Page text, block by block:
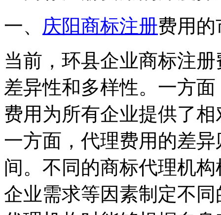
一、 庆阳商标注册费用
当前，环县企业商标注
差异性和多样性。一方
费用为所有企业提供了
一方面，代理费用的差
间。不同的商标代理机
企业需求等因素制定不